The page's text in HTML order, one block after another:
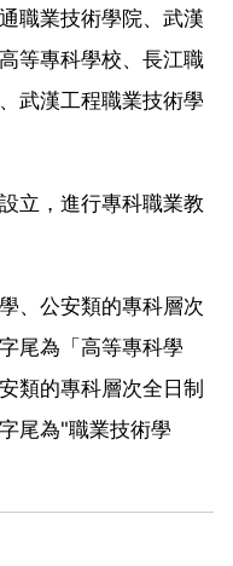
職業技術學院、武漢
等專科學校、長江職
武漢工程職業技術學
立，進行專科職業教
、公安類的專科層次
尾為「高等專科學
類的專科層次全日制
尾為"職業技術學